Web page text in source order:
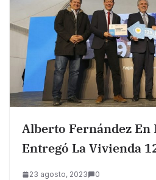
Alberto Fernández En
Entregó La Vivienda
23 agosto, 2023 0